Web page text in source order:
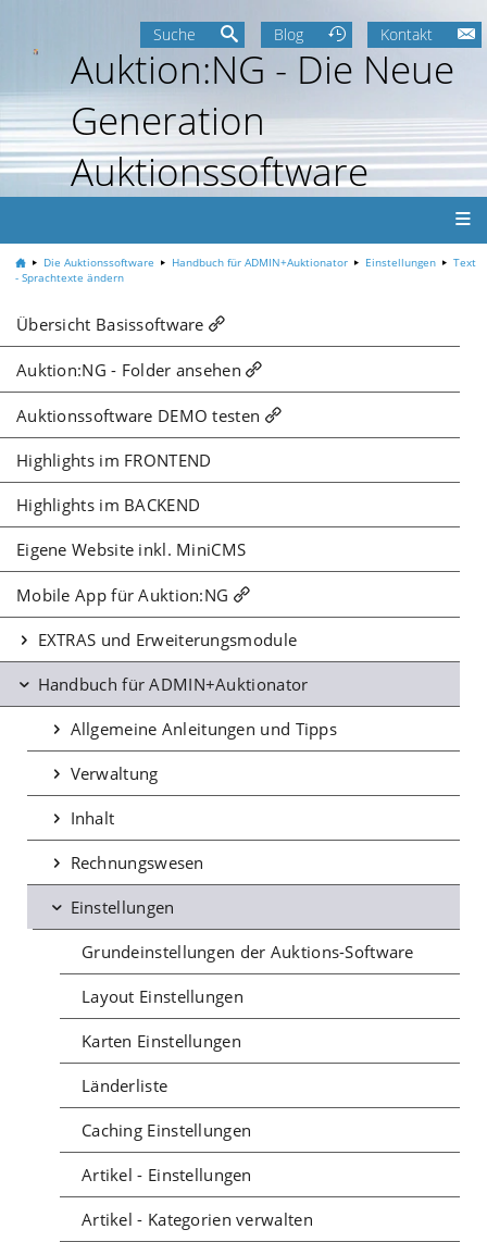
Auktion:NG - Die Neue
Generation
Auktionssoftware
Suche Blog Kontakt
Die Auktionssoftware Handbuch für ADMIN+Auktionator Einstellungen
Text
- Sprachtexte ändern
Übersicht Basissoftware
Auktion:NG - Folder ansehen
Auktionssoftware DEMO testen
Highlights im FRONTEND
Highlights im BACKEND
Eigene Website inkl. MiniCMS
Mobile App für Auktion:NG
EXTRAS und Erweiterungsmodule
Handbuch für ADMIN+Auktionator
Allgemeine Anleitungen und Tipps
Verwaltung
Inhalt
Rechnungswesen
Einstellungen
Grundeinstellungen der Auktions-Software
Layout Einstellungen
Karten Einstellungen
Länderliste
Caching Einstellungen
Artikel - Einstellungen
Artikel - Kategorien verwalten